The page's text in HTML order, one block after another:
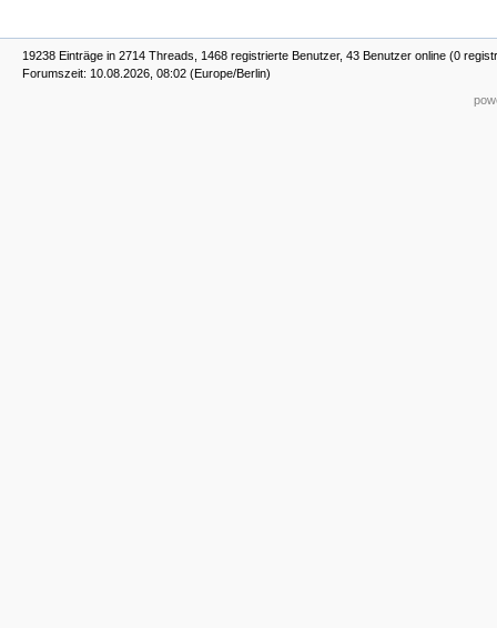
19238 Einträge in 2714 Threads, 1468 registrierte Benutzer, 43 Benutzer online (0
Forumszeit: 10.08.2026, 08:02 (Europe/Berlin)